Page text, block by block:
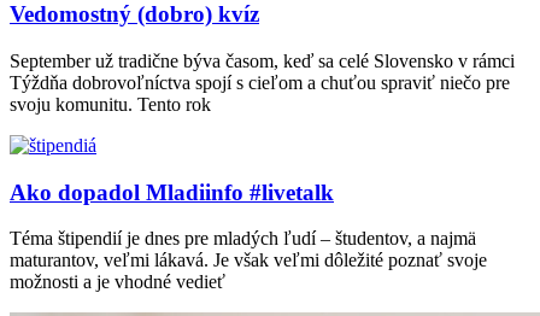
Vedomostný (dobro) kvíz
September už tradične býva časom, keď sa celé Slovensko v rámci
Týždňa dobrovoľníctva spojí s cieľom a chuťou spraviť niečo pre
svoju komunitu. Tento rok
Ako dopadol Mladiinfo #livetalk
Téma štipendií je dnes pre mladých ľudí – študentov, a najmä
maturantov, veľmi lákavá. Je však veľmi dôležité poznať svoje
možnosti a je vhodné vedieť